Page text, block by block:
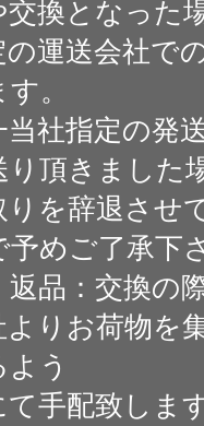
交換となった
の運送会社で
。
当社指定の発
り頂きました
りを辞退させ
予めご了承下
返品：交換の
よりお荷物を
う
て手配致しま